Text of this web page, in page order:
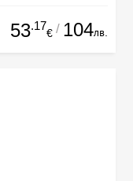
53.17
€ / 104лв.